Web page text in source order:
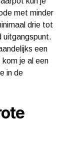
met minder
drie tot
uitgangspunt.
een
je al een
in de